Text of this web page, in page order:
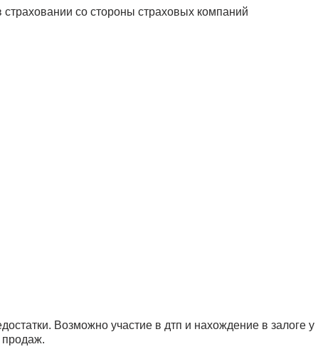
со стороны страховых компаний
Возможно участие в дтп и нахождение в залоге у